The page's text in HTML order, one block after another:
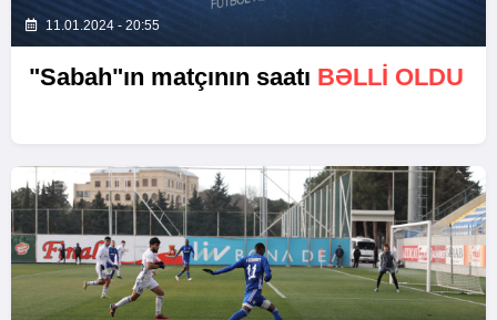
11.01.2024 - 20:55
"Sabah"ın matçının saatı BƏLLI OLDU